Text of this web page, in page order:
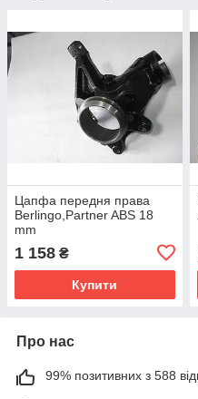
Цапфа передня права
Berlingo,Partner ABS 18
mm
1 158 ₴
Купити
Про нас
99% позитивних з 588